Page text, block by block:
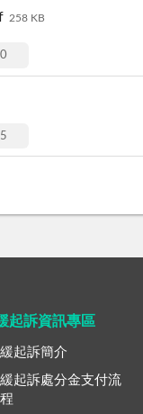
258 KB
起訴資訊專區
緩起訴簡介
緩起訴處分金支付流
程